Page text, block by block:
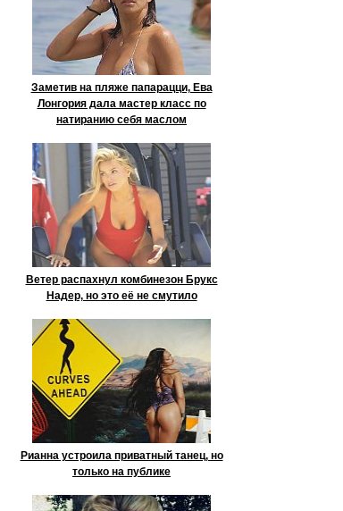
Заметив на пляже папарацци, Ева
Лонгория дала мастер класс по
натиранию себя маслом
Ветер распахнул комбинезон Брукс
Надер, но это её не смутило
Рианна устроила приватный танец, но
только на публике